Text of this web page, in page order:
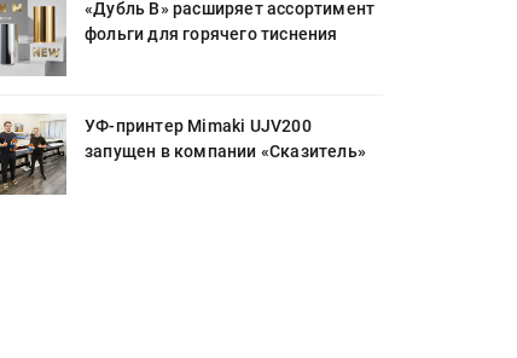
«Дубль В» расширяет ассортимент
фольги для горячего тиснения
УФ-принтер Mimaki UJV200
запущен в компании «Сказитель»